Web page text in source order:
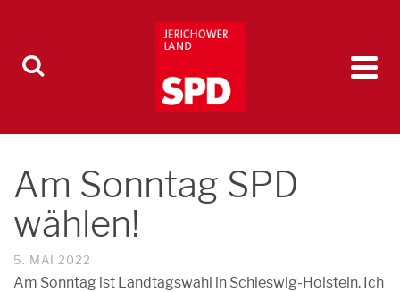
Am Sonntag SPD
wählen!
5. MAI 2022
Am Sonntag ist Landtagswahl in Schleswig-Holstein. Ich